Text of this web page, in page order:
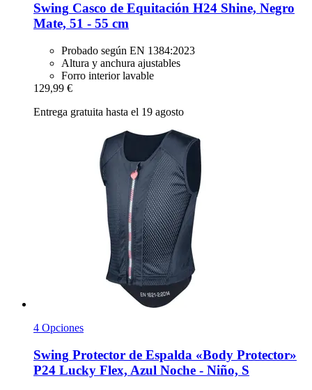
Swing Casco de Equitación H24 Shine, Negro
Mate, 51 -​ 55 cm
Probado según EN 1384:2023
Altura y anchura ajustables
Forro interior lavable
129,99 €
Entrega gratuita hasta el 19 agosto
4 Opciones
Swing Protector de Espalda «Body Protector»
P24 Lucky Flex, Azul Noche -​ Niño, S